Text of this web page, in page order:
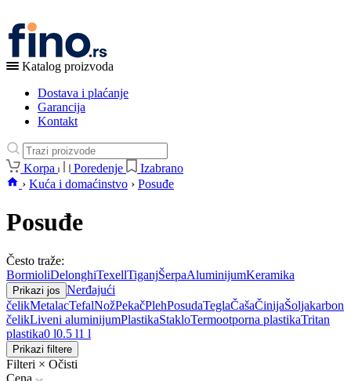
Katalog proizvoda
Dostava i plaćanje
Garancija
Kontakt
Korpa Poredenje
Izabrano
› Kuća i domaćinstvo › Posuđe
Posuđe
Često traže:
BormioliDelonghiTexellTiganjŠerpaAluminijumKeramika
Prikazi jos Nerđajući
čelikMetalacTefalNožPekačPlehPosudaTeglaČašaČinijaŠoljakarbon
čelikLiveni aluminijumPlastikaStakloTermootporna plastikaTritan
plastika0 l0.5 l1 l
Prikazi filtere
Filteri × Očisti
Cena